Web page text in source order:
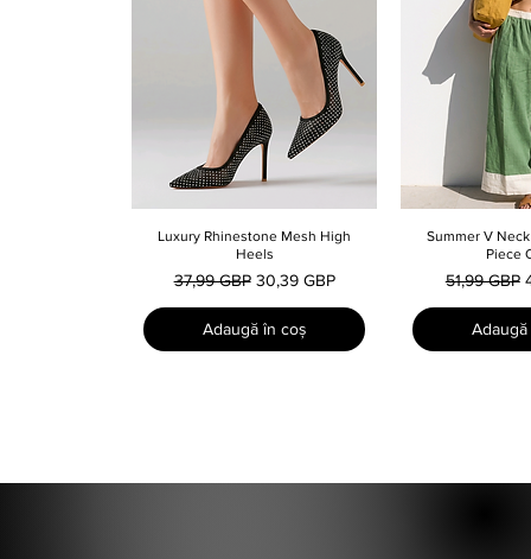
Afișare rapidă
Luxury Rhinestone Mesh High
Heels
Preț normal
37,99 GBP Preț redus
30,39 GBP
Adaugă în coș
Afișare
Summer V
Piece
Preț normal
51,99 GBP